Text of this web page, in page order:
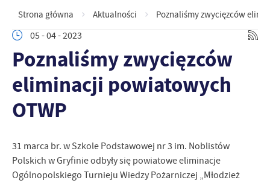
Strona główna Aktualności
Poznaliśmy zwycięzców
05 - 04 - 2023
Poznaliśmy zwycięzców
eliminacji powiatowych
OTWP
31 marca br. w Szkole Podstawowej nr 3 im. Noblistów
Polskich w Gryfinie odbyły się powiatowe eliminacje
Ogólnopolskiego Turnieju Wiedzy Pożarniczej „Młodzież